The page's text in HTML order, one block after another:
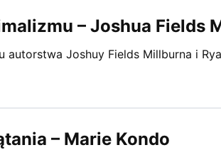
– Joshua Fields
autorstwa Joshuy Fields Millburna i
– Marie Kondo